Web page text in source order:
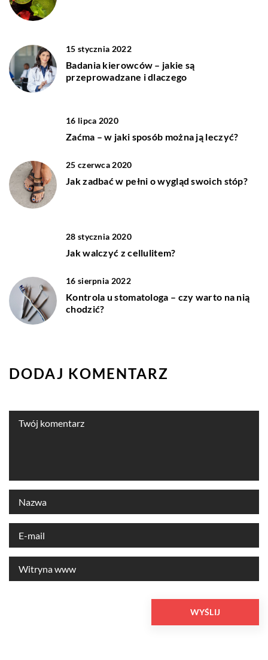
15 stycznia 2022
Badania kierowców – jakie są
przeprowadzane i dlaczego
16 lipca 2020
Zaćma – w jaki sposób można ją leczyć?
25 czerwca 2020
Jak zadbać w pełni o wygląd swoich stóp?
28 stycznia 2020
Jak walczyć z cellulitem?
16 sierpnia 2022
Kontrola u stomatologa – czy warto na nią
chodzić?
DODAJ KOMENTARZ